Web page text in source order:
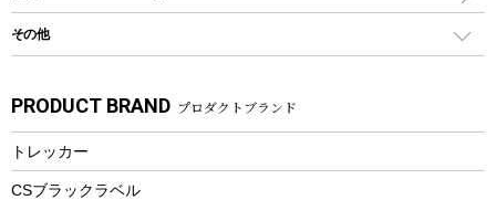
バーベキューツール
カトラリー
マグカップ、カップ
ステンレスボトル
フードボトル
その他アウトドア雑貨
スプレー関係
ツール、他
パドル
ヘルメット
エアーポンプ
アクセサリー
シティサイクル
自転車ウェア
ラッシュガード
パラソル
フローティングベスト
その他
湯たんぽ
防災用品
PRODUCT BRAND プロダクトブランド
トレッカー
CSブラックラベル